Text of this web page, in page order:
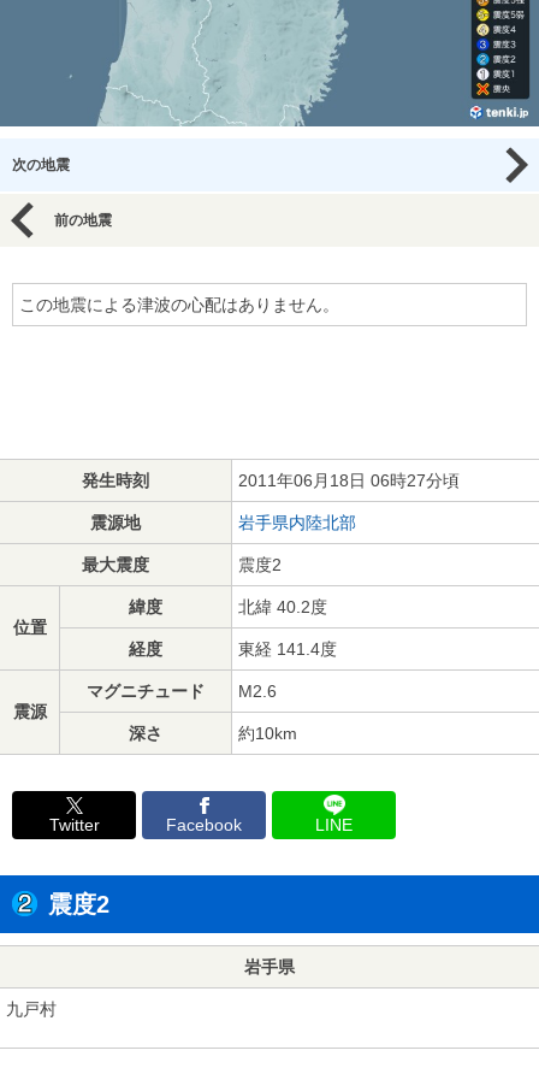
次の地震
前の地震
この地震による津波の心配はありません。
発生時刻 2011年06月18日 06時27分頃
震源地 岩手県内陸北部
最大震度 震度2
位置
緯度 北緯 40.2度
経度 東経 141.4度
震源
マグニチュード M2.6
深さ 約10km
Twitter Facebook LINE
震度2
岩手県
九戸村